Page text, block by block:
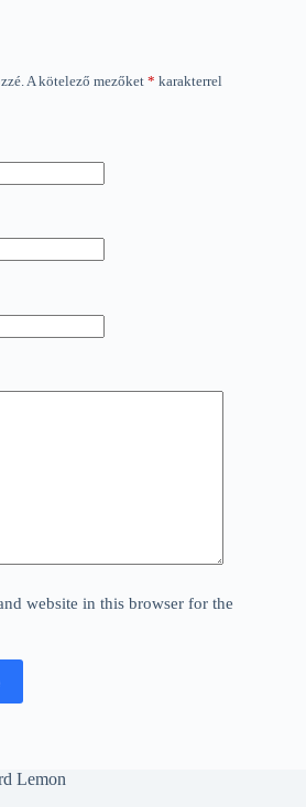
A kötelező mezőket * karakterrel
website in this browser for the
Lemon